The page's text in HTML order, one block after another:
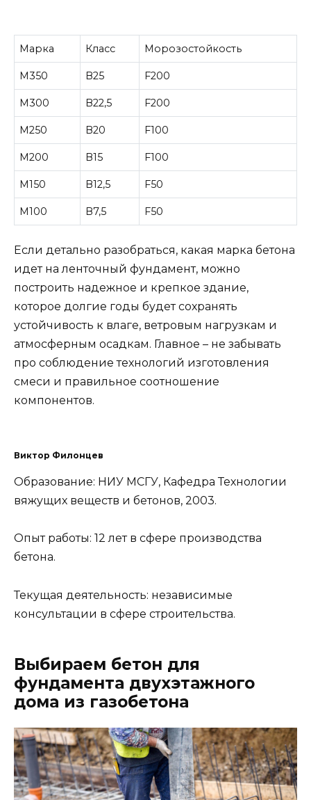
Марка Класс Морозостойкость
М350 В25 F200
М300 В22,5 F200
М250 В20 F100
М200 В15 F100
М150 В12,5 F50
М100 В7,5 F50
Если детально разобраться, какая марка бетона
идет на ленточный фундамент, можно
построить надежное и крепкое здание,
которое долгие годы будет сохранять
устойчивость к влаге, ветровым нагрузкам и
атмосферным осадкам. Главное – не забывать
про соблюдение технологий изготовления
смеси и правильное соотношение
компонентов.
Виктор Филонцев
Образование: НИУ МСГУ, Кафедра Технологии
вяжущих веществ и бетонов, 2003.
Опыт работы: 12 лет в сфере производства
бетона.
Текущая деятельность: независимые
консультации в сфере строительства.
Выбираем бетон для
фундамента двухэтажного
дома из газобетона